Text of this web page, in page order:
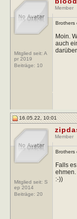
Mitglied seit: A
pr 2019
Beiträge: 10
Member
Brothers
Moin.
auch
16.05.22, 10:01
Mitglied seit: S
ep 2014
Beiträge: 20
Member
Brothers
Falls
ehmen.
:-))